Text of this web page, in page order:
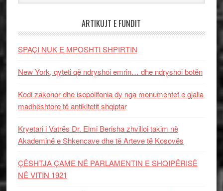
ARTIKUJT E FUNDIT
SPAÇI NUK E MPOSHTI SHPIRTIN
New York, qyteti që ndryshoi emrin… dhe ndryshoi botën
Kodi zakonor dhe isopolifonia dy nga monumentet e gjalla
madhështore të antikitetit shqiptar
Kryetari i Vatrës Dr. Elmi Berisha zhvilloi takim në
Akademinë e Shkencave dhe të Arteve të Kosovës
ÇËSHTJA ÇAME NË PARLAMENTIN E SHQIPËRISË
NË VITIN 1921